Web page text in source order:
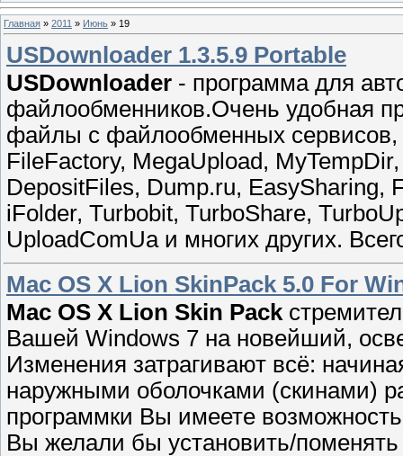
Главная » 2011 » Июнь » 19
USDownloader 1.3.5.9 Portable
USDownloader - программа для
файлообменников.Очень удобная
файлы с файлообменных сервисов,
FileFactory, MegaUpload,
DepositFiles, Dump.ru, EasySharing,
iFolder, Turbobit, TurboShare,
UploadComUa и многих других.
Mac OS X Lion SkinPack 5.0 For
Mac OS X Lion Skin Pack
Вашей Windows 7 на новейший,
Изменения затрагивают всё:
наружными оболочками (скинами)
программки Вы имеете
Вы желали бы установить/